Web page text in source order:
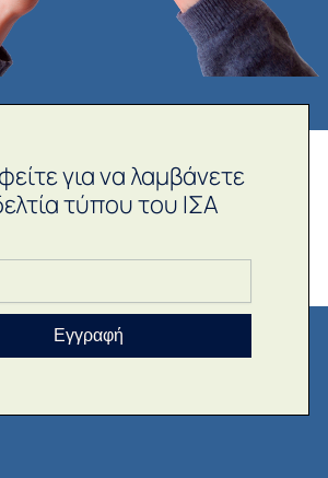
για να λαμβάνετε
τύπου του ΙΣΑ
Εγγραφή